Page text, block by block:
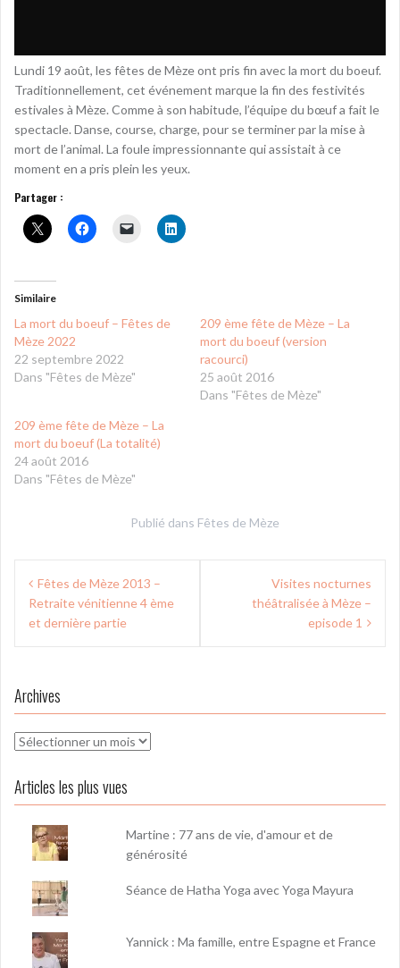
Lundi 19 août, les fêtes de Mèze ont pris fin avec la mort du boeuf.
Traditionnellement, cet événement marque la fin des festivités
estivales à Mèze. Comme à son habitude, l’équipe du bœuf a fait le
spectacle. Danse, course, charge, pour se terminer par la mise à
mort de l’animal. La foule impressionnante qui assistait à ce
moment en a pris plein les yeux.
Partager :
Similaire
La mort du boeuf – Fêtes de
Mèze 2022
22 septembre 2022
Dans "Fêtes de Mèze"
209 ème fête de Mèze – La
mort du boeuf (version
racourci)
25 août 2016
Dans "Fêtes de Mèze"
209 ème fête de Mèze – La
mort du boeuf (La totalité)
24 août 2016
Dans "Fêtes de Mèze"
Publié dans Fêtes de Mèze
Navigation
de
l’article
Fêtes de Mèze 2013 –
Retraite vénitienne 4 ème
et dernière partie
Visites nocturnes
théâtralisée à Mèze –
episode 1
Archives
Archives
Articles les plus vues
Martine : 77 ans de vie, d'amour et de
générosité
Séance de Hatha Yoga avec Yoga Mayura
Yannick : Ma famille, entre Espagne et France